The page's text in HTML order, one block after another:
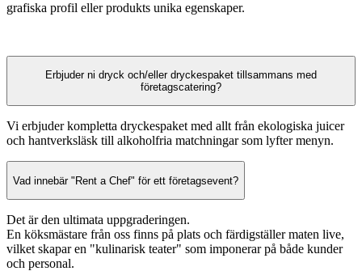
grafiska profil eller produkts unika egenskaper.
Erbjuder ni dryck och/eller dryckespaket tillsammans med
företagscatering?
Vi erbjuder kompletta dryckespaket med allt från ekologiska juicer
och hantverksläsk till alkoholfria matchningar som lyfter menyn.
Vad innebär "Rent a Chef" för ett företagsevent?
Det är den ultimata uppgraderingen.
En köksmästare från oss finns på plats och färdigställer maten live,
vilket skapar en "kulinarisk teater" som imponerar på både kunder
och personal.